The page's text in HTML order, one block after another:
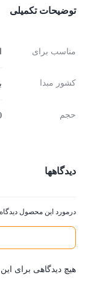
توضیحات تکمیلی
مناسب برای
کشور مبدا
حجم
دیدگاهها
درمورد این محصول دیدگاه
هیچ دیدگاهی برای